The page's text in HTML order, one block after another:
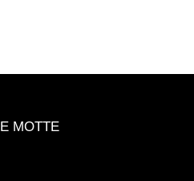
MOTTE